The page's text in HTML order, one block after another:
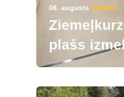
06. augusts Pilsēta
plašs